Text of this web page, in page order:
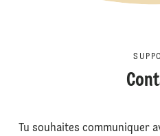
Tu souhaites communiquer